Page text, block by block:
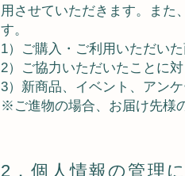
用させていただきます。また
す。
1）ご購入・ご利用いただい
2）ご協力いただいたことに
3）新商品、イベント、アン
※ご進物の場合、お届け先様
2．個人情報の管理